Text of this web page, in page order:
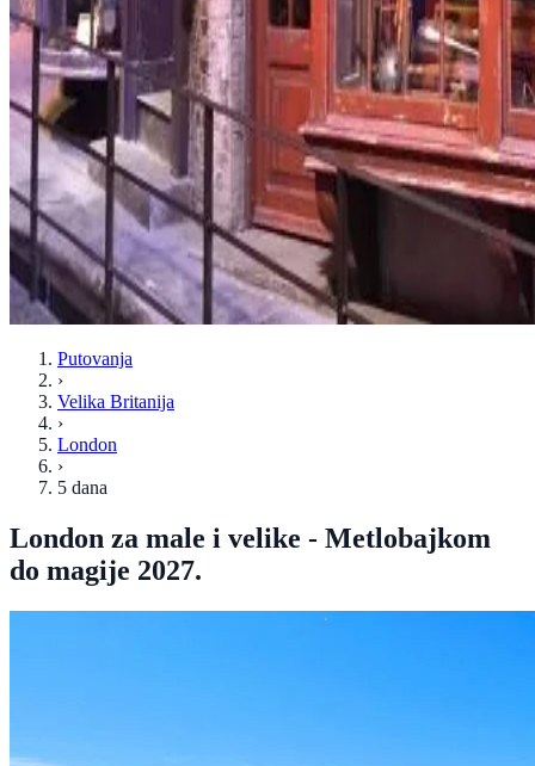
Putovanja
›
Velika Britanija
›
London
›
5 dana
London za male i velike - Metlobajkom
do magije 2027.